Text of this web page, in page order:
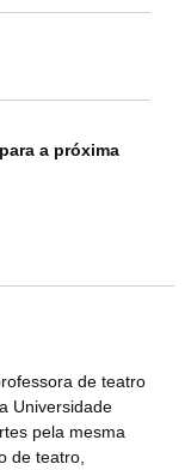
a próxima
de teatro
Universidade
pela mesma
de teatro,